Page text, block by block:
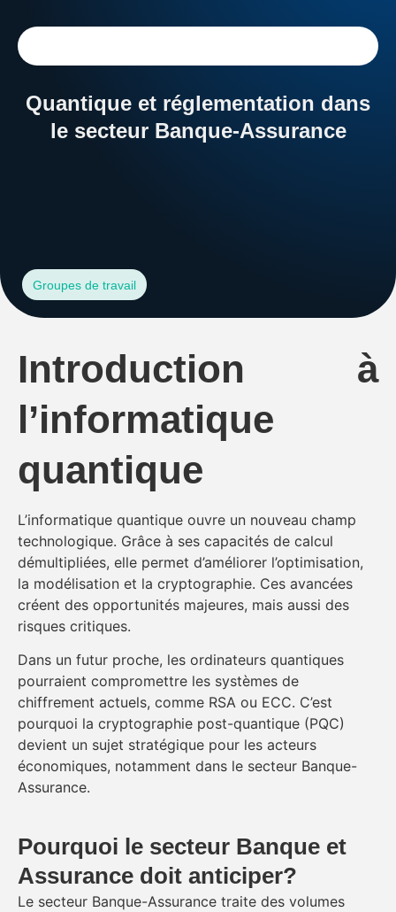
Quantique et réglementation dans
le secteur Banque-Assurance
Groupes de travail
Introduction à
l’informatique
quantique
L’informatique quantique ouvre un nouveau champ
technologique. Grâce à ses capacités de calcul
démultipliées, elle permet d’améliorer l’optimisation,
la modélisation et la cryptographie. Ces avancées
créent des opportunités majeures, mais aussi des
risques critiques.
Dans un futur proche, les ordinateurs quantiques
pourraient compromettre les systèmes de
chiffrement actuels, comme RSA ou ECC. C’est
pourquoi la cryptographie post-quantique (PQC)
devient un sujet stratégique pour les acteurs
économiques, notamment dans le secteur Banque-
Assurance.
Pourquoi le secteur Banque et
Assurance doit anticiper?
Le secteur Banque-Assurance traite des volumes